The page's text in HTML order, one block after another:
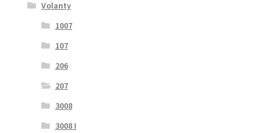
Volanty
1007
107
206
207
3008
3008 I